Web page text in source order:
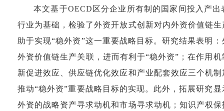
本文基于OECD区分企业所有制的国家间投入产
行业为基础，检验了外资开放式创新对内外资价值链
助于实现“稳外资”这一重要战略目标。研究结果表明
外资价值链生产关联，进而有利于“稳外资”；在作用
新促进效应、供应链优化效应和产业配套效应三个机
推动“稳外资”重要战略目标的实现。此外，拓展研究
外资的战略资产寻求动机和市场寻求动机；知识产权